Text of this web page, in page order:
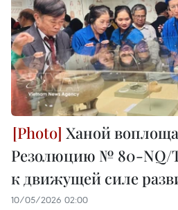
Ханой
Резолюцию № 80-NQ/
к движущей силе
10/05/2026 02:00